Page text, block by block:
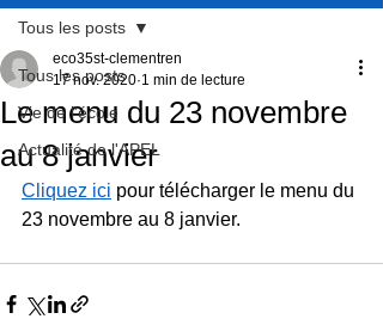
Tous les posts
Vie de l'école
Actualité de l'APEL
Tous les posts
Le menu du 23 novembre
au 8 janvier
eco35st-clementren
17 nov. 2020 1 min de lecture
Cliquez ici pour télécharger le menu du
23 novembre au 8 janvier.